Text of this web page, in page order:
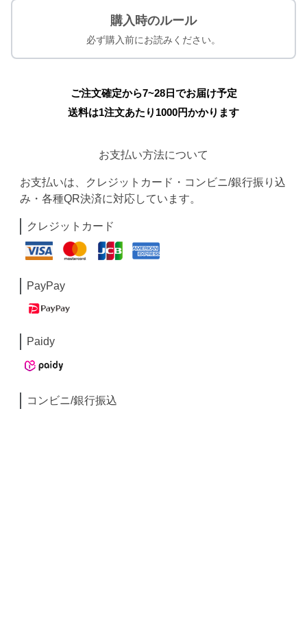
購入時のルール
必ず購入前にお読みください。
ご注文確定から7~28日でお届け予定
送料は1注文あたり 1000円かかります
お支払い方法について
お支払いは、クレジットカード・コンビニ/銀行振り込
み・各種QR決済に対応しています。
クレジットカード
PayPay
Paidy
コンビニ/銀行振込